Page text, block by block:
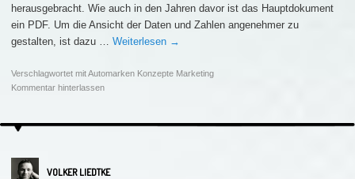
herausgebracht. Wie auch in den Jahren davor ist das Hauptdokument
ein PDF. Um die Ansicht der Daten und Zahlen angenehmer zu
gestalten, ist dazu … Weiterlesen →
Verschlagwortet mitAutomarken Konzepte Marketing
Kommentar hinterlassen
VOLKER LIEDTKE